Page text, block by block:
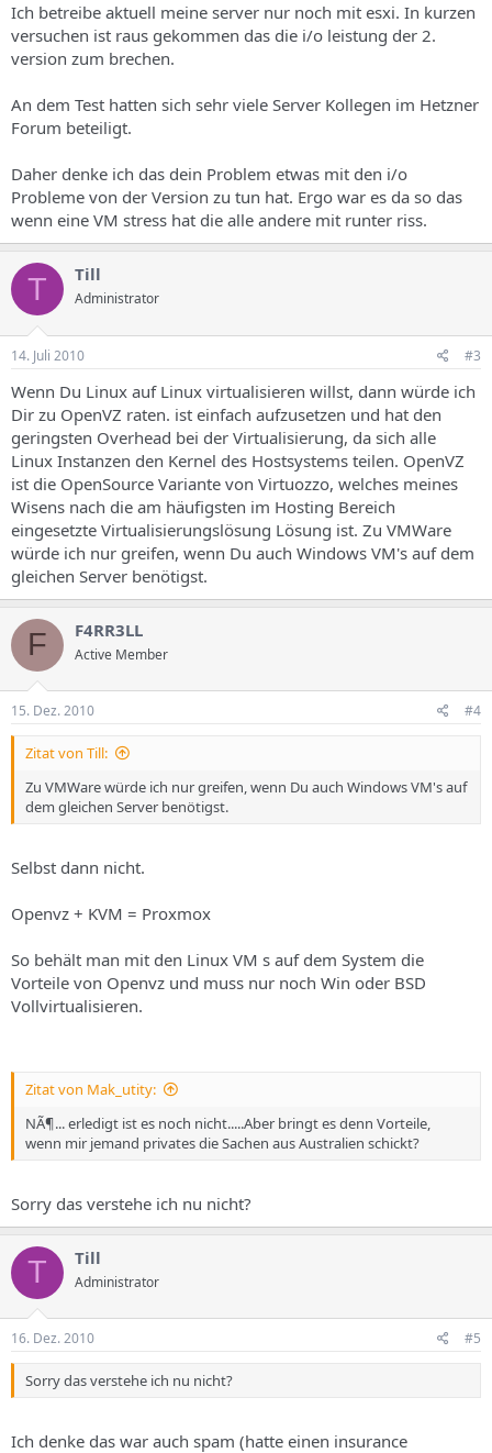
Ich betreibe aktuell meine server nur noch mit esxi. In kurzen
versuchen ist raus gekommen das die i/o leistung der 2.
version zum brechen.
An dem Test hatten sich sehr viele Server Kollegen im Hetzner
Forum beteiligt.
Daher denke ich das dein Problem etwas mit den i/o
Probleme von der Version zu tun hat. Ergo war es da so das
wenn eine VM stress hat die alle andere mit runter riss.
T Till
Administrator
14. Juli 2010 #3
Wenn Du Linux auf Linux virtualisieren willst, dann würde ich
Dir zu OpenVZ raten. ist einfach aufzusetzen und hat den
geringsten Overhead bei der Virtualisierung, da sich alle
Linux Instanzen den Kernel des Hostsystems teilen. OpenVZ
ist die OpenSource Variante von Virtuozzo, welches meines
Wisens nach die am häufigsten im Hosting Bereich
eingesetzte Virtualisierungslösung Lösung ist. Zu VMWare
würde ich nur greifen, wenn Du auch Windows VM's auf dem
gleichen Server benötigst.
F F4RR3LL
Active Member
15. Dez. 2010 #4
Zitat von Till:
Zu VMWare würde ich nur greifen, wenn Du auch Windows VM's auf
dem gleichen Server benötigst.
Selbst dann nicht.
Openvz + KVM = Proxmox
So behält man mit den Linux VM s auf dem System die
Vorteile von Openvz und muss nur noch Win oder BSD
Vollvirtualisieren.
Zitat von Mak_utity:
NÃ¶... erledigt ist es noch nicht.....Aber bringt es denn Vorteile,
wenn mir jemand privates die Sachen aus Australien schickt?
Sorry das verstehe ich nu nicht?
T Till
Administrator
16. Dez. 2010 #5
Sorry das verstehe ich nu nicht?
Ich denke das war auch spam (hatte einen insurance